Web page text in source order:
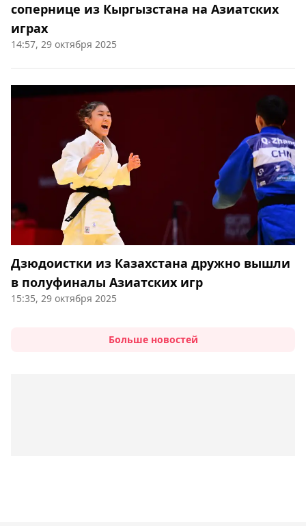
сопернице из Кыргызстана на Азиатских
играх
14:57, 29 октября 2025
Дзюдоистки из Казахстана дружно вышли
в полуфиналы Азиатских игр
15:35, 29 октября 2025
Больше новостей